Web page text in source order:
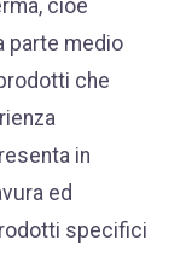
cioè
parte medio
che
in
ed
specifici